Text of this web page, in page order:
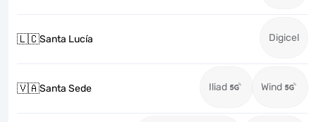
🇱🇨Santa Lucía Digicel
🇻🇦Santa Sede Iliad Wind